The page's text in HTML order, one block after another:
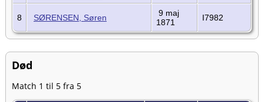
8 SØRENSEN, Søren
9 maj
1871
I7982
Død
Match 1 til 5 fra 5